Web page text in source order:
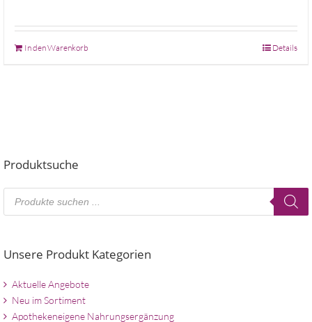
In den Warenkorb Details
Produktsuche
Products
search
Unsere Produkt Kategorien
Aktuelle Angebote
Neu im Sortiment
Apothekeneigene Nahrungsergänzung